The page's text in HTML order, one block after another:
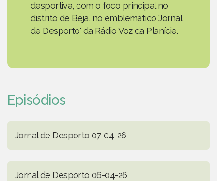
desportiva, com o foco principal no
distrito de Beja, no emblemático 'Jornal
de Desporto' da Rádio Voz da Planície.
Episódios
Jornal de Desporto 07-04-26
Jornal de Desporto 06-04-26